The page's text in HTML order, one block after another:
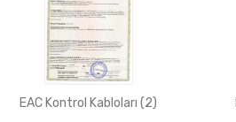
EAC Kontrol Kabloları (2)